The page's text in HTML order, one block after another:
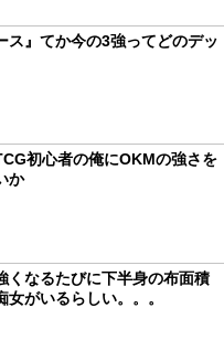
ス』てか今の3強ってどのデッ
初心者の俺にOKMの強さを
か
くなるたびに下半身の布面積
がいるらしい。。。